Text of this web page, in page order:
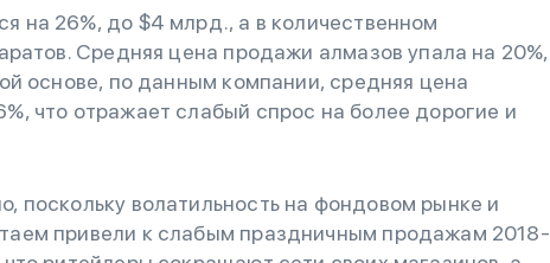
на 26%, до $4 млрд., а в количественном
Средняя цена продажи алмазов упала на 20%,
основе, по данным компании, средняя цена
что отражает слабый спрос на более дорогие и
поскольку волатильность на фондовом рынке и
привели к слабым праздничным продажам 2018-